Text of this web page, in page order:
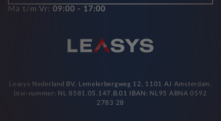
Ma t/m Vr: 09:00 - 17:00
Leasys Nederland BV, Lemelerbergweg 12, 1101 AJ Amsterdam,
btw-nummer: NL 8581.05.147.B.01 IBAN: NL95 ABNA 0592
2783 28